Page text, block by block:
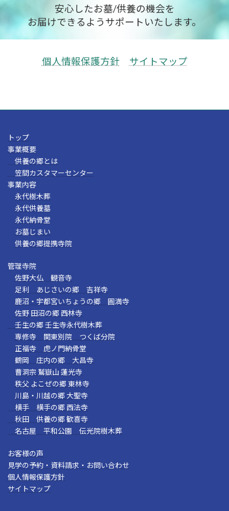
安心したお墓/供養の機会を
お届けできるようサポートいたします。
個人情報保護方針 サイトマップ
トップ
事業概要
供養の郷とは
笠間カスタマーセンター
事業内容
永代樹木葬
永代供養墓
永代納骨堂
お墓じまい
供養の郷提携寺院
管理寺院
佐野大仏 観音寺
足利 あじさいの郷 吉祥寺
鹿沼・宇都宮いちょうの郷 圓満寺
佐野 田沼の郷 西林寺
壬生の郷 壬生寺永代樹木葬
専修寺 関東別院 つくば分院
正福寺 虎ノ門納骨堂
鶴岡 庄内の郷 大昌寺
曹洞宗 鷲嶽山 蓮光寺
秩父 よこぜの郷 東林寺
川島・川越の郷 大聖寺
横手 横手の郷 西法寺
秋田 供養の郷 歓喜寺
名古屋 平和公園 伝光院樹木葬
お客様の声
見学の予約・資料請求・お問い合わせ
個人情報保護方針
サイトマップ